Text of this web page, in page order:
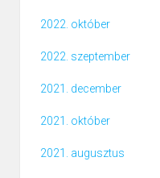
2022. október
2022. szeptember
2021. december
2021. október
2021. augusztus